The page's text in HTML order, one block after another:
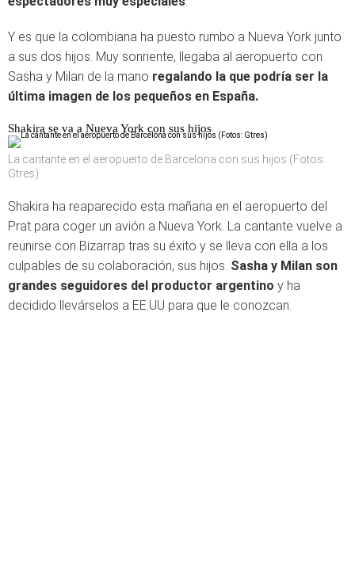
Y es que la colombiana ha puesto rumbo a Nueva York junto
a sus dos hijos. Muy sonriente, llegaba al aeropuerto con
Sasha y Milan de la mano regalando la que podría ser la
última imagen de los pequeños en España.
Shakira se va a Nueva York con sus hijos
La cantante en el aeropuerto de Barcelona con sus hijos (Fotos:
Gtres)
Shakira ha reaparecido esta mañana en el aeropuerto del
Prat para coger un avión a Nueva York. La cantante vuelve a
reunirse con Bizarrap tras su éxito y se lleva con ella a los
culpables de su colaboración, sus hijos. Sasha y Milan son
grandes seguidores del productor argentino y ha
decidido llevárselos a EE.UU para que le conozcan.